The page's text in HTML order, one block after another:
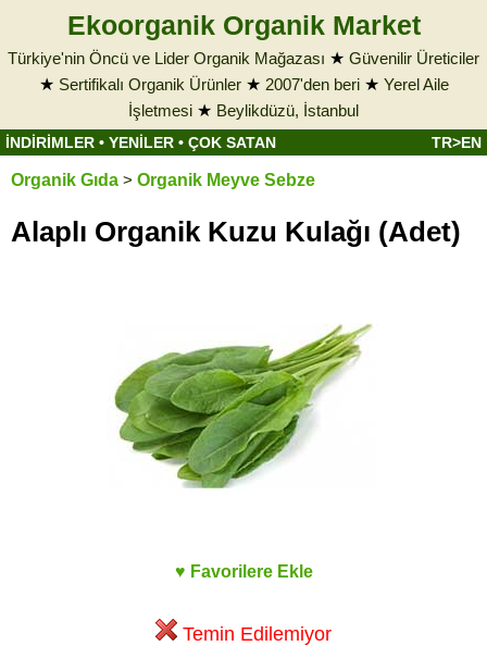
Ekoorganik Organik Market
Türkiye'nin Öncü ve Lider Organik Mağazası ★ Güvenilir Üreticiler
★ Sertifikalı Organik Ürünler★ 2007'den beri★ Yerel Aile
İşletmesi ★ Beylikdüzü, İstanbul
İNDİRİMLER • YENİLER • ÇOK SATAN TR>EN
Organik Gıda > Organik Meyve Sebze
Alaplı Organik Kuzu Kulağı (Adet)
♥ Favorilere Ekle
Temin Edilemiyor